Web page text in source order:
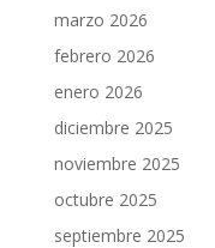
marzo 2026
febrero 2026
enero 2026
diciembre 2025
noviembre 2025
octubre 2025
septiembre 2025